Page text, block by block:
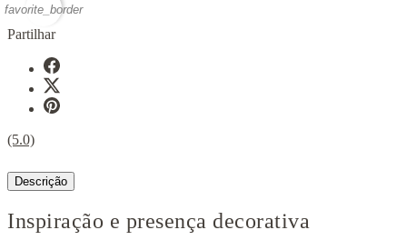
favorite_border
Partilhar
(5.0)
Descrição
Inspiração e presença decorativa